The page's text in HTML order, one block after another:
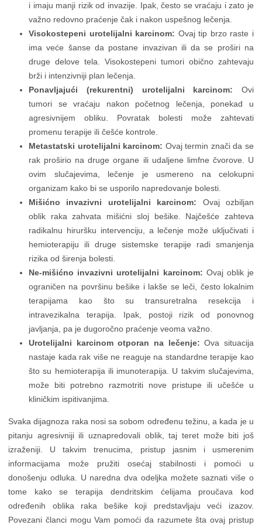
i imaju manji rizik od invazije. Ipak, često se vraćaju i zato je
važno redovno praćenje čak i nakon uspešnog lečenja.
Visokostepeni urotelijalni karcinom: Ovaj tip brzo raste i
ima veće šanse da postane invazivan ili da se proširi na
druge delove tela. Visokostepeni tumori obično zahtevaju
brži i intenzivniji plan lečenja.
Ponavljajući (rekurentni) urotelijalni karcinom: Ovi
tumori se vraćaju nakon početnog lečenja, ponekad u
agresivnijem obliku. Povratak bolesti može zahtevati
promenu terapije ili češće kontrole.
Metastatski urotelijalni karcinom: Ovaj termin znači da se
rak proširio na druge organe ili udaljene limfne čvorove. U
ovim slučajevima, lečenje je usmereno na celokupni
organizam kako bi se usporilo napredovanje bolesti.
Mišićno invazivni urotelijalni karcinom: Ovaj ozbiljan
oblik raka zahvata mišićni sloj bešike. Najčešće zahteva
radikalnu hiruršku intervenciju, a lečenje može uključivati i
hemioterapiju ili druge sistemske terapije radi smanjenja
rizika od širenja bolesti.
Ne-mišićno invazivni urotelijalni karcinom: Ovaj oblik je
ograničen na površinu bešike i lakše se leči, često lokalnim
terapijama kao što su transuretralna resekcija i
intravezikalna terapija. Ipak, postoji rizik od ponovnog
javljanja, pa je dugoročno praćenje veoma važno.
Urotelijalni karcinom otporan na lečenje: Ova situacija
nastaje kada rak više ne reaguje na standardne terapije kao
što su hemioterapija ili imunoterapija. U takvim slučajevima,
može biti potrebno razmotriti nove pristupe ili učešće u
kliničkim ispitivanjima.
Svaka dijagnoza raka nosi sa sobom određenu težinu, a kada je u
pitanju agresivniji ili uznapredovali oblik, taj teret može biti još
izraženiji. U takvim trenucima, pristup jasnim i usmerenim
informacijama može pružiti osećaj stabilnosti i pomoći u
donošenju odluka. U naredna dva odeljka možete saznati više o
tome kako se terapija dendritskim ćelijama proučava kod
određenih oblika raka bešike koji predstavljaju veći izazov.
Povezani članci mogu Vam pomoći da razumete šta ovaj pristup